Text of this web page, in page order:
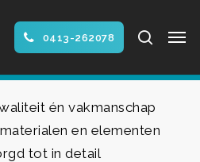
0413-262078 search
én vakmanschap
en elementen
tot in detail